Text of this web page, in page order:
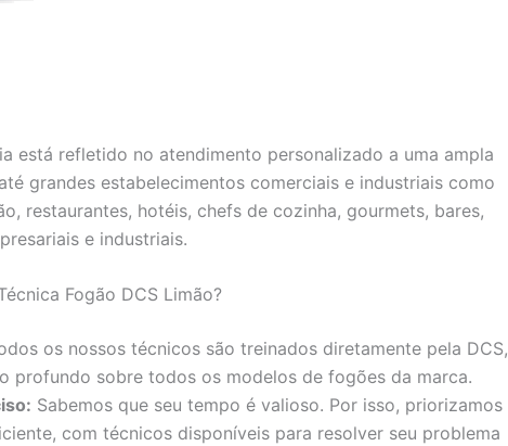
está refletido no atendimento personalizado a uma ampla
grandes estabelecimentos comerciais e industriais como
restaurantes, hotéis, chefs de cozinha, gourmets, bares,
e industriais.
Fogão DCS Limão?
os nossos técnicos são treinados diretamente pela DCS,
profundo sobre todos os modelos de fogões da marca.
Sabemos que seu tempo é valioso. Por isso, priorizamos
com técnicos disponíveis para resolver seu problema